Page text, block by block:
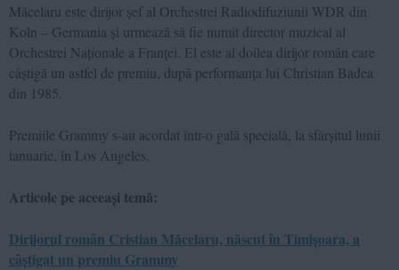
Măcelaru este dirijor șef al Orchestrei Radiodifuziunii WDR din
Koln – Germania și urmează să fie numit director muzical al
Orchestrei Naționale a Franței. El este al doilea dirijor român care
câștigă un astfel de premiu, după performanța lui Christian Badea
din 1985.
Premiile Grammy s-au acordat într-o gală specială, la sfârșitul lunii
ianuarie, în Los Angeles.
Articole pe aceeași temă:
Dirijorul român Cristian Măcelaru, născut în Timișoara, a
câștigat un premiu Grammy